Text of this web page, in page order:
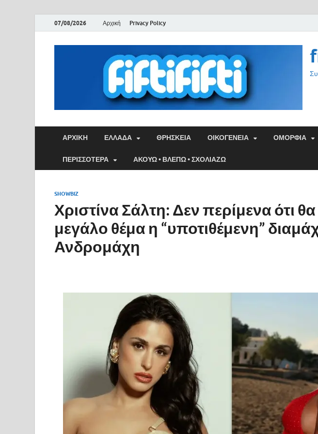
07/08/2026 Αρχική Privacy Policy
ΑΡΧΙΚΉ ΕΛΛΑΔΑ ΘΡΗΣΚΕΙΑ ΟΙΚΟΓΕΝΕΙΑ ΟΜΟΡΦΙΑ
ΠΕΡΙΣΣΟΤΕΡΑ ΑΚΟΥΩ • ΒΛΕΠΩ • ΣΧΟΛΙΑΖΩ
SHOWBIZ
Χριστίνα Σάλτη: Δεν περίμενα ότι θα
μεγάλο θέμα η “υποτιθέμενη”
Ανδρομάχη